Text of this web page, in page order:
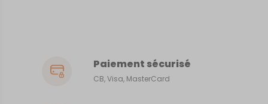
Paiement sécurisé
CB, Visa, MasterCard